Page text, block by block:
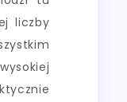
liczby